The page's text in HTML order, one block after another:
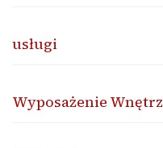
usługi
Wyposażenie Wnętrz